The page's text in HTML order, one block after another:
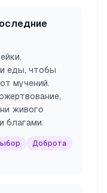
еды, чтобы
мучений.
живого
благами.
Доброта